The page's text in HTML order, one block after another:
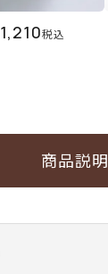
1,210税込
商品説明